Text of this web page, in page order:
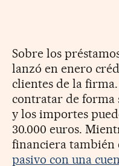
Sobre los
lanzó en enero
clientes de la firma.
contratar de forma
y los importes
30.000 euros.
financiera también
pasivo con una